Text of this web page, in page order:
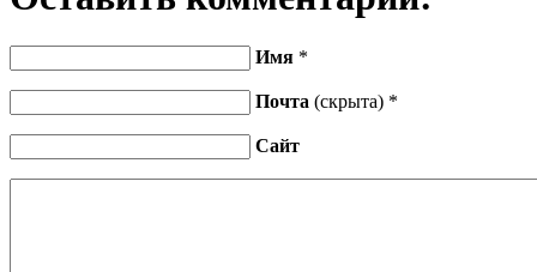
Имя *
Почта (скрыта) *
Сайт